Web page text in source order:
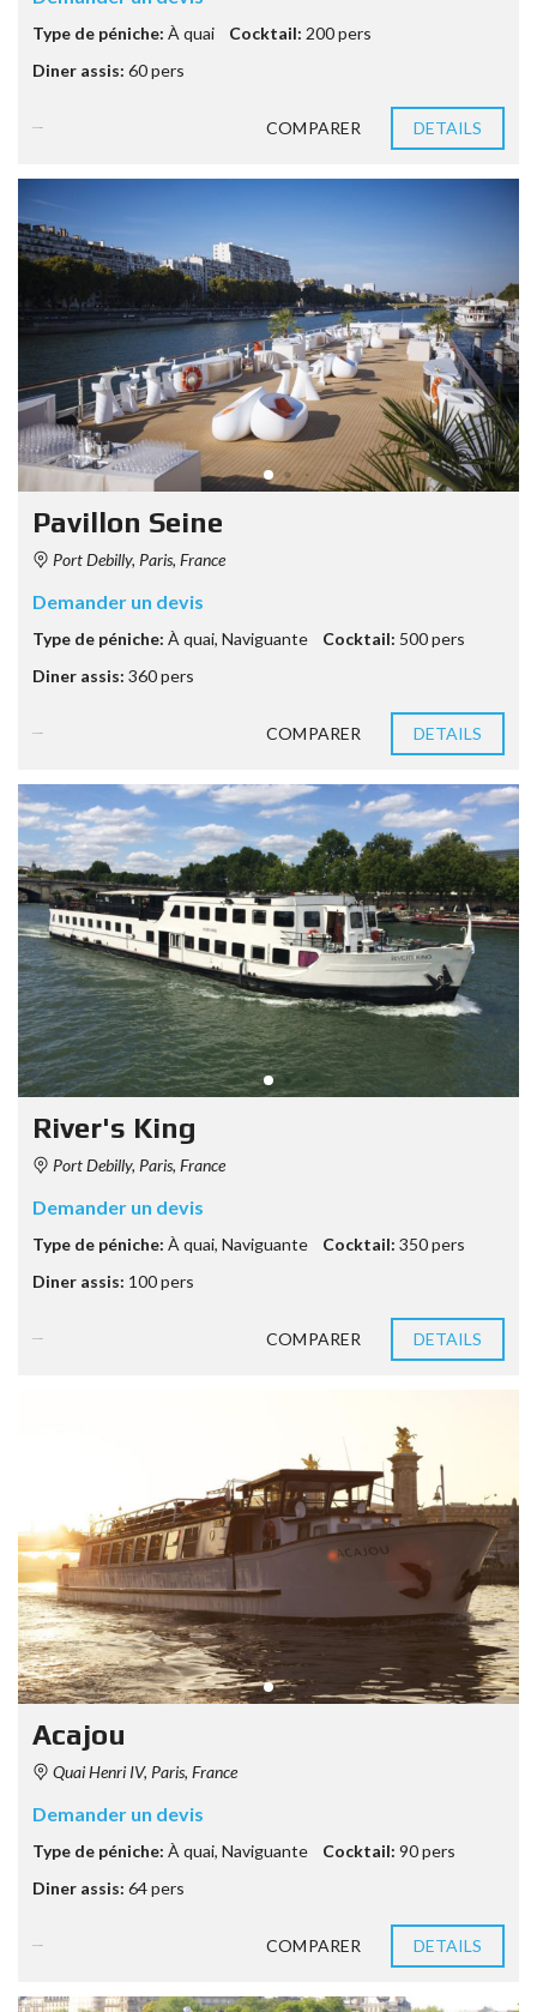
Type de péniche: À quai Cocktail: 200 pers
Diner assis: 60 pers
COMPARER DETAILS
Pavillon Seine
Port Debilly, Paris, France
Demander un devis
Type de péniche: À quai, Naviguante Cocktail: 500 pers
Diner assis: 360 pers
COMPARER DETAILS
River's King
Port Debilly, Paris, France
Demander un devis
Type de péniche: À quai, Naviguante Cocktail: 350 pers
Diner assis: 100 pers
COMPARER DETAILS
Acajou
Quai Henri IV, Paris, France
Demander un devis
Type de péniche: À quai, Naviguante Cocktail: 90 pers
Diner assis: 64 pers
COMPARER DETAILS